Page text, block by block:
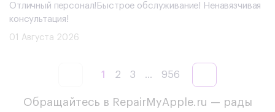
Отличный персонал!Быстрое обслуживание! Ненавязчивая
консультация!
01 Августа 2026
1 2 3 ... 956
Обращайтесь в RepairMyApple.ru — рады